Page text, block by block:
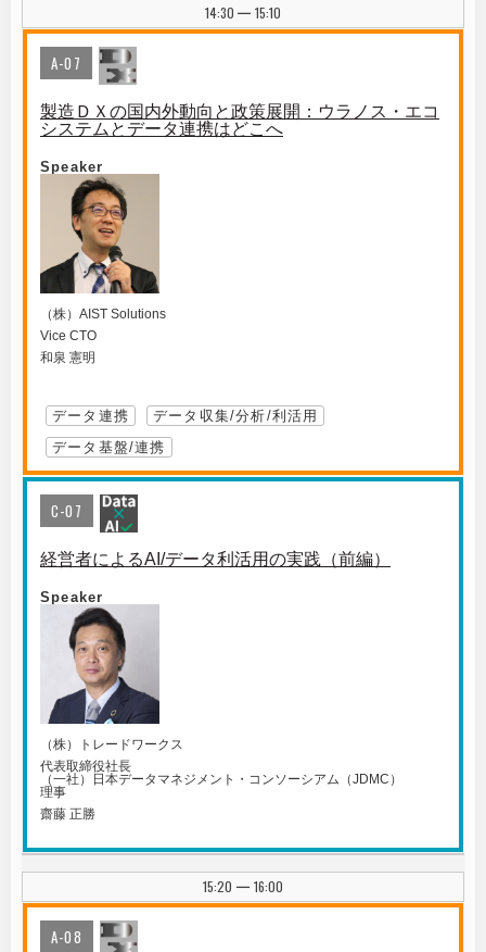
14:30 | 15:10
A-07
製造ＤＸの国内外動向と政策展開：ウラノス・エコ
システムとデータ連携はどこへ
Speaker
（株）AIST Solutions
Vice CTO
和泉 憲明
データ連携
データ収集/分析/利活用
データ基盤/連携
C-07
経営者によるAI/データ利活用の実践（前編）
Speaker
（株）トレードワークス
代表取締役社長
（一社）日本データマネジメント・コンソーシアム（JDMC）
理事
齋藤 正勝
15:20 | 16:00
A-08